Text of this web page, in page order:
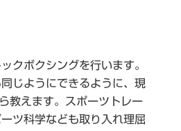
クボクシングを行います。
じようにできるように、現
教えます。スポーツトレー
ツ科学なども取り入れ理屈